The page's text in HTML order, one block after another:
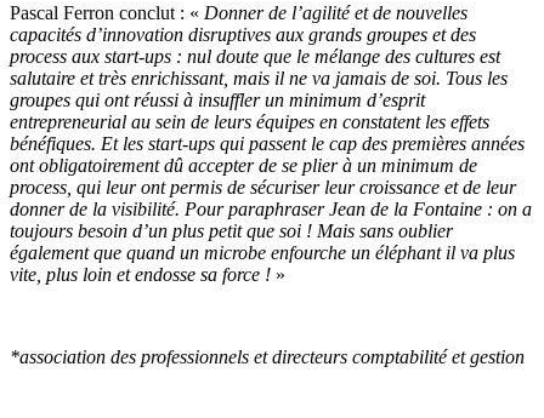
Pascal Ferron conclut : « Donner de l’agilité et de nouvelles
capacités d’innovation disruptives aux grands groupes et des
process aux start-ups : nul doute que le mélange des cultures est
salutaire et très enrichissant, mais il ne va jamais de soi. Tous les
groupes qui ont réussi à insuffler un minimum d’esprit
entrepreneurial au sein de leurs équipes en constatent les effets
bénéfiques. Et les start-ups qui passent le cap des premières années
ont obligatoirement dû accepter de se plier à un minimum de
process, qui leur ont permis de sécuriser leur croissance et de leur
donner de la visibilité. Pour paraphraser Jean de la Fontaine : on a
toujours besoin d’un plus petit que soi ! Mais sans oublier
également que quand un microbe enfourche un éléphant il va plus
vite, plus loin et endosse sa force ! »
*association des professionnels et directeurs comptabilité et gestion